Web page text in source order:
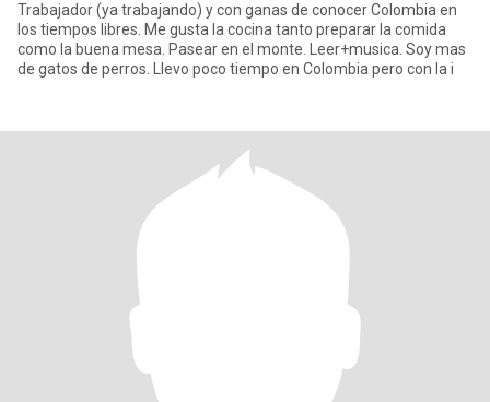
Trabajador (ya trabajando) y con ganas de conocer Colombia en
los tiempos libres. Me gusta la cocina tanto preparar la comida
como la buena mesa. Pasear en el monte. Leer+musica. Soy mas
de gatos de perros. Llevo poco tiempo en Colombia pero con la i